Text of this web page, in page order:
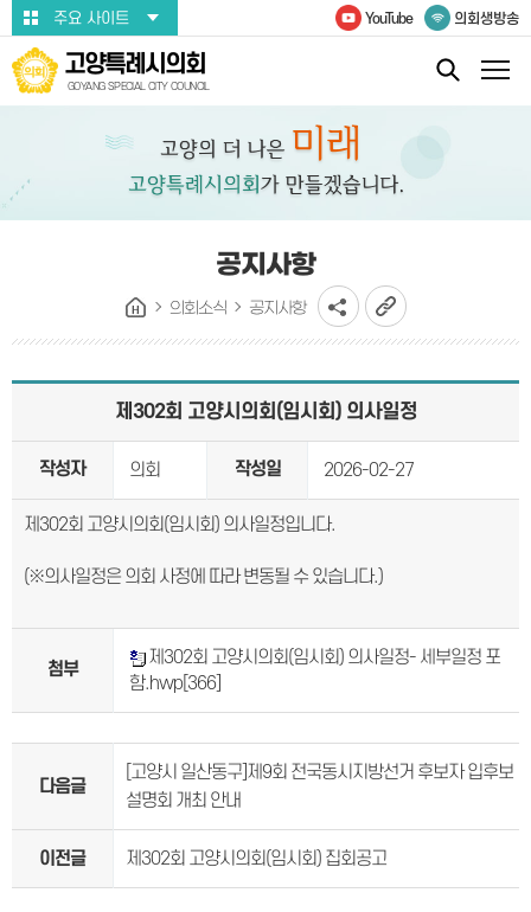
본문바로가기주요 사이트 YouTube 의회생방송
고양특례시의회
GOYANG SPECIAL CITY COUNCIL
공지사항
의회소식 공지사항
제302회 고양시의회(임시회) 의사일정
작성자 의회 작성일 2026-02-27
제302회 고양시의회(임시회) 의사일정입니다.
(※의사일정은 의회 사정에 따라 변동될 수 있습니다.)
첨부
제302회 고양시의회(임시회) 의사일정- 세부일정 포
함.hwp [366]
다음글
[고양시 일산동구]제9회 전국동시지방선거 후보자 입후보
설명회 개최 안내
이전글 제302회 고양시의회(임시회) 집회공고